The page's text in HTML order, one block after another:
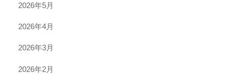
2026年5月
2026年4月
2026年3月
2026年2月